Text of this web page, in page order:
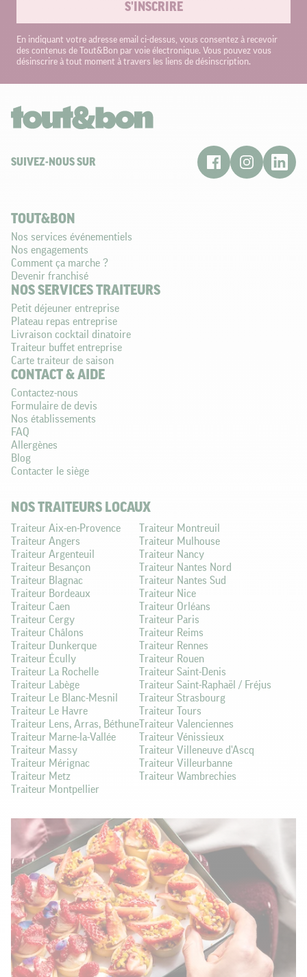
S'INSCRIRE
En indiquant votre adresse email ci-dessus, vous consentez à recevoir
des contenus de Tout&Bon par voie électronique. Vous pouvez vous
désinscrire à tout moment à travers les liens de désinscription.
SUIVEZ-NOUS SUR
TOUT&BON
Nos services événementiels
Nos engagements
Comment ça marche ?
Devenir franchisé
NOS SERVICES TRAITEURS
Petit déjeuner entreprise
Plateau repas entreprise
Livraison cocktail dinatoire
Traiteur buffet entreprise
Carte traiteur de saison
CONTACT & AIDE
Contactez-nous
Formulaire de devis
Nos établissements
FAQ
Allergènes
Blog
Contacter le siège
NOS TRAITEURS LOCAUX
Traiteur Aix-en-Provence
Traiteur Angers
Traiteur Argenteuil
Traiteur Besançon
Traiteur Blagnac
Traiteur Bordeaux
Traiteur Caen
Traiteur Cergy
Traiteur Châlons
Traiteur Dunkerque
Traiteur Écully
Traiteur La Rochelle
Traiteur Labège
Traiteur Le Blanc-Mesnil
Traiteur Le Havre
Traiteur Lens, Arras, Béthune
Traiteur Marne-la-Vallée
Traiteur Massy
Traiteur Mérignac
Traiteur Metz
Traiteur Montpellier
Traiteur Montreuil
Traiteur Mulhouse
Traiteur Nancy
Traiteur Nantes Nord
Traiteur Nantes Sud
Traiteur Nice
Traiteur Orléans
Traiteur Paris
Traiteur Reims
Traiteur Rennes
Traiteur Rouen
Traiteur Saint-Denis
Traiteur Saint-Raphaël / Fréjus
Traiteur Strasbourg
Traiteur Tours
Traiteur Valenciennes
Traiteur Vénissieux
Traiteur Villeneuve d'Ascq
Traiteur Villeurbanne
Traiteur Wambrechies